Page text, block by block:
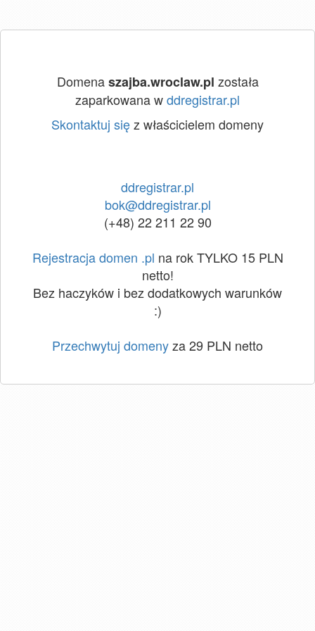
Domenaszajba.wroclaw.pl została
zaparkowana wddregistrar.pl
Skontaktuj sięz właścicielem domeny
ddregistrar.pl
bok@ddregistrar.pl
(+48) 22 211 22 90
Rejestracja domen .pl na rok TYLKO 15 PLN
netto!
Bez haczyków i bez dodatkowych warunków
:)
Przechwytuj domenyza 29 PLN netto